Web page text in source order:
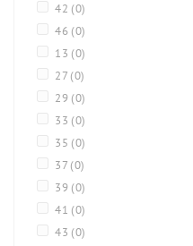
42 (0)
46 (0)
13 (0)
27 (0)
29 (0)
33 (0)
35 (0)
37 (0)
39 (0)
41 (0)
43 (0)